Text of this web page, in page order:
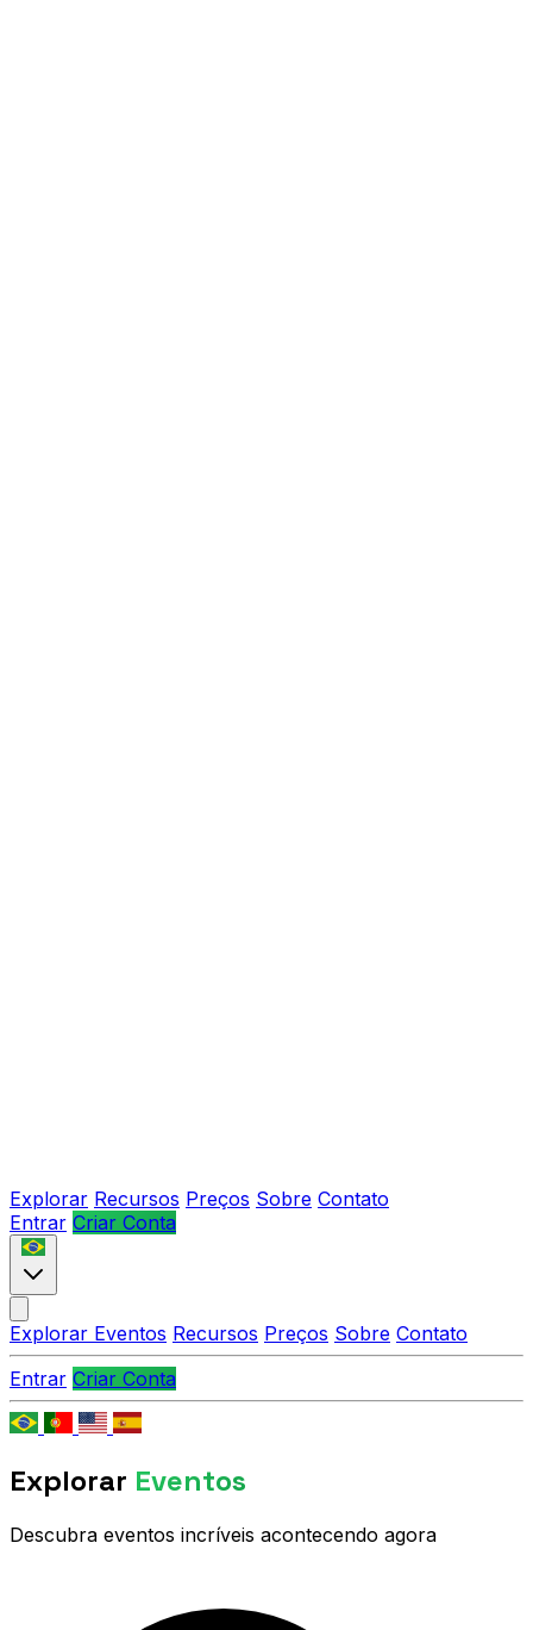
Explorar Recursos Preços Sobre Contato
Entrar Criar Conta
Explorar Eventos Recursos Preços Sobre Contato
Entrar Criar Conta
Explorar Eventos
Descubra eventos incríveis acontecendo agora